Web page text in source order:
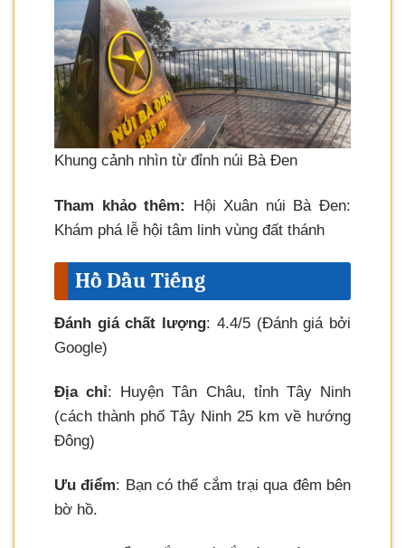
Khung cảnh nhìn từ đỉnh núi Bà Đen
Tham khảo thêm:
Hội Xuân núi Bà Đen:
Khám phá lễ hội tâm linh vùng đất thánh
Hồ Dầu Tiếng
Đánh giá chất lượng: 4.4/5 (Đánh giá bởi
Google)
Địa chỉ: Huyện Tân Châu, tỉnh Tây Ninh
(cách thành phố Tây Ninh 25 km về hướng
Đông)
Ưu điểm: Bạn có thể cắm trại qua đêm bên
bờ hồ.